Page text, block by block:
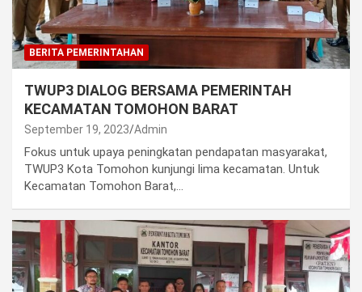
BERITA PEMERINTAHAN
TWUP3 DIALOG BERSAMA PEMERINTAH
KECAMATAN TOMOHON BARAT
September 19, 2023 Admin
Fokus untuk upaya peningkatan pendapatan masyarakat,
TWUP3 Kota Tomohon kunjungi lima kecamatan. Untuk
Kecamatan Tomohon Barat,…